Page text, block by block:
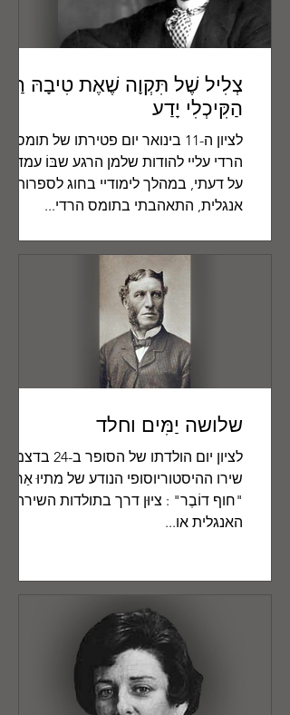
צְלִיל שֶׁל תִּקְוָה שֶׁאֶת טִיבָהּ רַק
הַקִּיכְלִי יָדַע
לציון ה-11 בינואר יום פטירתו של תומס
הרדי עליי להודות שלמן הרגע שבּוֹ עמדתי
על דעתי, במהלך לימודיי בחוג לספרות
אנגלית, התאהבתי בתומס הרדי...
שלושה יַמִּים וחלד
לציון יום הולדתו של הסופר ב-24
שירו ההיסטוריוסופי הנודע של מתיוּ
"חוף דוֹבֶר" : ציוּן דרך בתולדות השירה
האנגלית או...